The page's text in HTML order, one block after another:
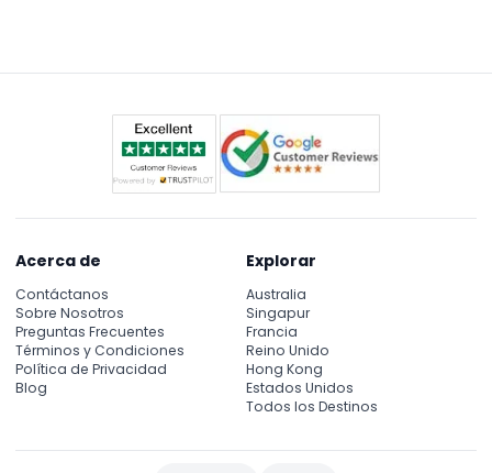
Acerca de
Contáctanos
Sobre Nosotros
Preguntas Frecuentes
Términos y Condiciones
Política de Privacidad
Blog
Explorar
Australia
Singapur
Francia
Reino Unido
Hong Kong
Estados Unidos
Todos los Destinos